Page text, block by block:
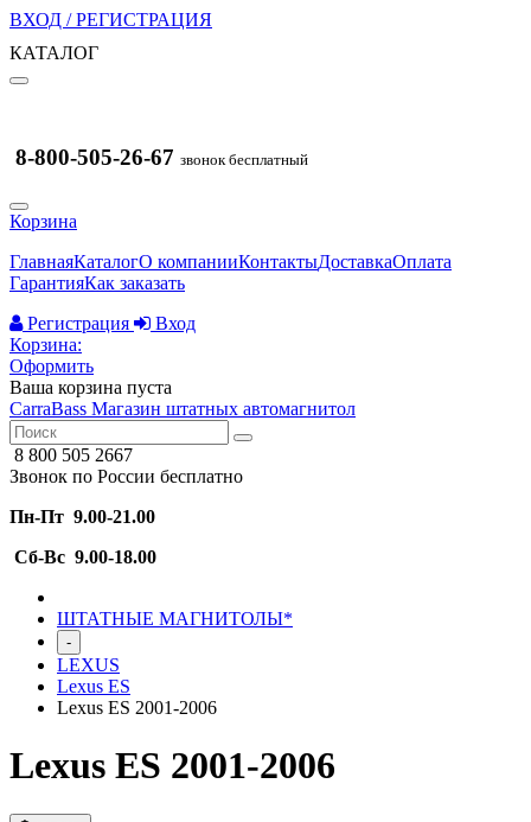
ВХОД / РЕГИСТРАЦИЯ
КАТАЛОГ
8-800-505-26-67 звонок бесплатный
Корзина
ГлавнаяКаталогО компанииКонтактыДоставкаОплата
ГарантияКак заказать
Регистрация
Вход
Корзина:
Оформить
Ваша корзина пуста
CarraBass Магазин штатных автомагнитол
8 800 505 2667
Звонок по России бесплатно
Пн-Пт 9.00-21.00
Сб-Вс 9.00-18.00
ШТАТНЫЕ МАГНИТОЛЫ*
-
LEXUS
Lexus ES
Lexus ES 2001-2006
Lexus ES 2001-2006